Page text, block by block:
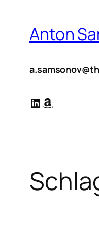
springenAnton
LinkedIn
Amazon